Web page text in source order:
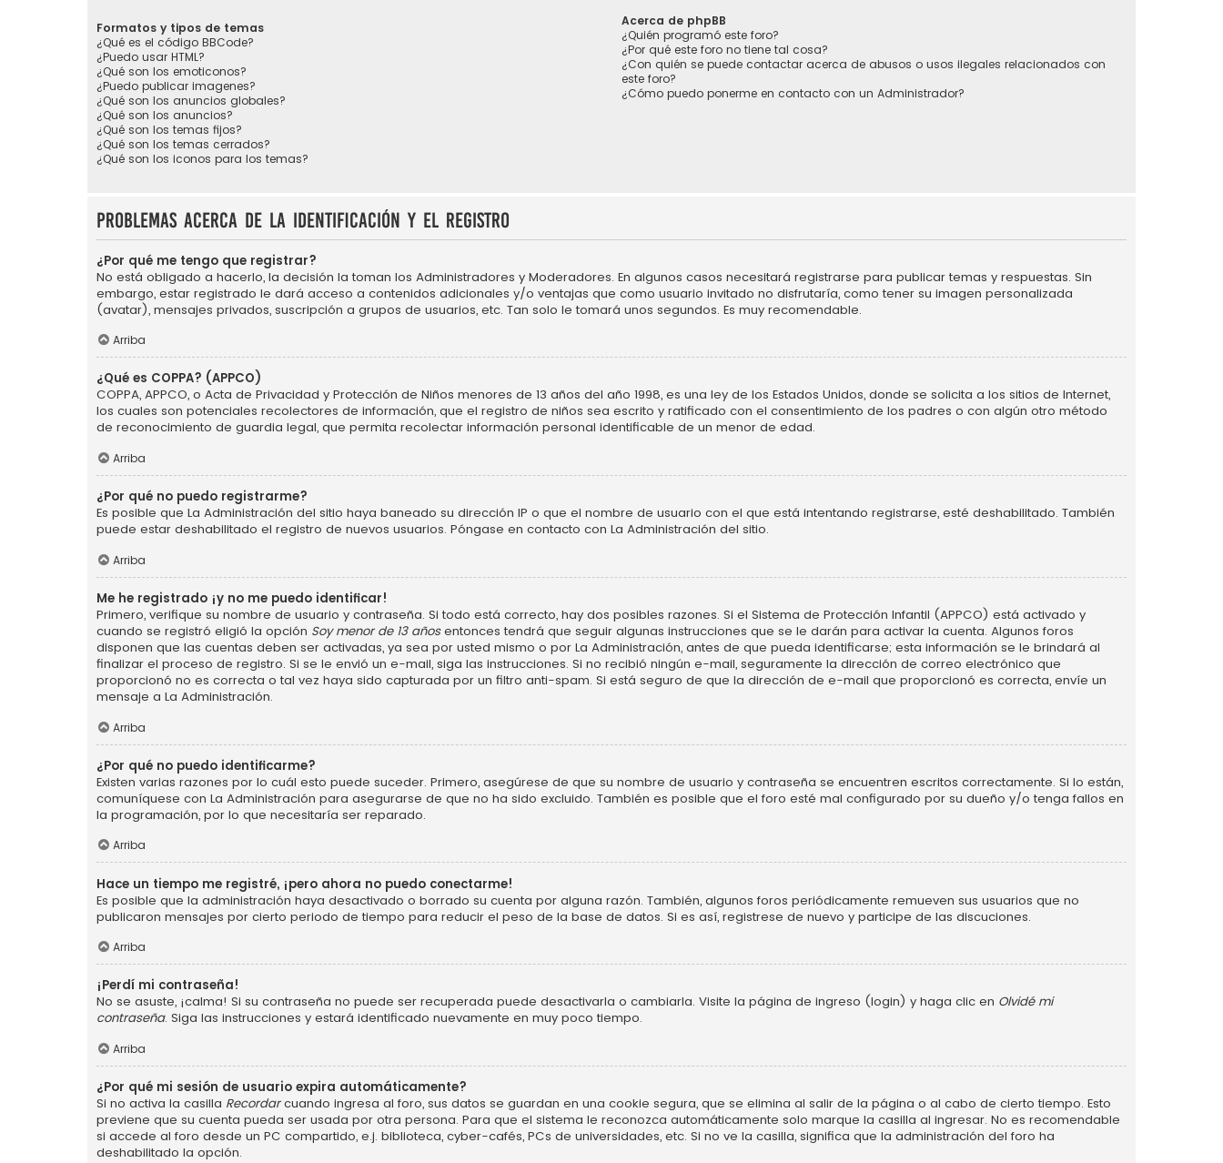
Formatos y tipos de temas
¿Qué es el código BBCode?
¿Puedo usar HTML?
¿Qué son los emoticonos?
¿Puedo publicar imagenes?
¿Qué son los anuncios globales?
¿Qué son los anuncios?
¿Qué son los temas fijos?
¿Qué son los temas cerrados?
¿Qué son los iconos para los temas?
Acerca de phpBB
¿Quién programó este foro?
¿Por qué este foro no tiene tal cosa?
¿Con quién se puede contactar acerca de abusos o usos ilegales relacionados con
este foro?
¿Cómo puedo ponerme en contacto con un Administrador?
Problemas acerca de la identificación y el registro
¿Por qué me tengo que registrar?
No está obligado a hacerlo, la decisión la toman los Administradores y Moderadores. En algunos casos necesitará registrarse para publicar temas y respuestas. Sin
embargo, estar registrado le dará acceso a contenidos adicionales y/o ventajas que como usuario invitado no disfrutaría, como tener su imagen personalizada
(avatar), mensajes privados, suscripción a grupos de usuarios, etc. Tan solo le tomará unos segundos. Es muy recomendable.
Arriba
¿Qué es COPPA? (APPCO)
COPPA, APPCO, o Acta de Privacidad y Protección de Niños menores de 13 años del año 1998, es una ley de los Estados Unidos, donde se solicita a los sitios de Internet,
los cuales son potenciales recolectores de información, que el registro de niños sea escrito y ratificado con el consentimiento de los padres o con algún otro método
de reconocimiento de guardia legal, que permita recolectar información personal identificable de un menor de edad.
Arriba
¿Por qué no puedo registrarme?
Es posible que La Administración del sitio haya baneado su dirección IP o que el nombre de usuario con el que está intentando registrarse, esté deshabilitado. También
puede estar deshabilitado el registro de nuevos usuarios. Póngase en contacto con La Administración del sitio.
Arriba
Me he registrado ¡y no me puedo identificar!
Primero, verifique su nombre de usuario y contraseña. Si todo está correcto, hay dos posibles razones. Si el Sistema de Protección Infantil (APPCO) está activado y
cuando se registró eligió la opción Soy menor de 13 añosentonces tendrá que seguir algunas instrucciones que se le darán para activar la cuenta. Algunos foros
disponen que las cuentas deben ser activadas, ya sea por usted mismo o por La Administración, antes de que pueda identificarse; esta información se le brindará al
finalizar el proceso de registro. Si se le envió un e-mail, siga las instrucciones. Si no recibió ningún e-mail, seguramente la dirección de correo electrónico que
proporcionó no es correcta o tal vez haya sido capturada por un filtro anti-spam. Si está seguro de que la dirección de e-mail que proporcionó es correcta, envíe un
mensaje a La Administración.
Arriba
¿Por qué no puedo identificarme?
Existen varias razones por lo cuál esto puede suceder. Primero, asegúrese de que su nombre de usuario y contraseña se encuentren escritos correctamente. Si lo están,
comuníquese con La Administración para asegurarse de que no ha sido excluido. También es posible que el foro esté mal configurado por su dueño y/o tenga fallos en
la programación, por lo que necesitaría ser reparado.
Arriba
Hace un tiempo me registré, ¡pero ahora no puedo conectarme!
Es posible que la administración haya desactivado o borrado su cuenta por alguna razón. También, algunos foros periódicamente remueven sus usuarios que no
publicaron mensajes por cierto periodo de tiempo para reducir el peso de la base de datos. Si es así, registrese de nuevo y participe de las discuciones.
Arriba
¡Perdí mi contraseña!
No se asuste, ¡calma! Si su contraseña no puede ser recuperada puede desactivarla o cambiarla. Visite la página de ingreso (login) y haga clic en Olvidé mi
contraseña. Siga las instrucciones y estará identificado nuevamente en muy poco tiempo.
Arriba
¿Por qué mi sesión de usuario expira automáticamente?
Si no activa la casilla Recordarcuando ingresa al foro, sus datos se guardan en una cookie segura, que se elimina al salir de la página o al cabo de cierto tiempo. Esto
previene que su cuenta pueda ser usada por otra persona. Para que el sistema le reconozca automáticamente solo marque la casilla al ingresar. No es recomendable
si accede al foro desde un PC compartido, e.j. biblioteca, cyber-cafés, PCs de universidades, etc. Si no ve la casilla, significa que la administración del foro ha
deshabilitado la opción.